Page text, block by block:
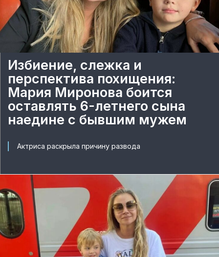
Избиение, слежка и
перспектива похищения:
Мария Миронова боится
оставлять 6-летнего сына
наедине с бывшим мужем
Актриса раскрыла причину развода